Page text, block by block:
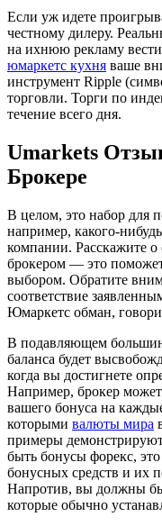
Если уж идете
честному дилеру.
на ихнюю рекламу
юмаркетс кухня ваше
инструмент Ripple
торговли. Торги по
течение всего дня.
Umarkets
Брокере
В целом, это набор для
например, какого-
компании. Расскажите о
брокером — это
выбором. Обратите
соответствие
Юмаркетс обман,
В подавляющем
баланса будет
когда вы достигнете
Например, брокер
вашего бонуса на
которыми валюты мира
примеры
быть бонусы форекс,
бонусных средств и их
Напротив, вы должны
которые обычно